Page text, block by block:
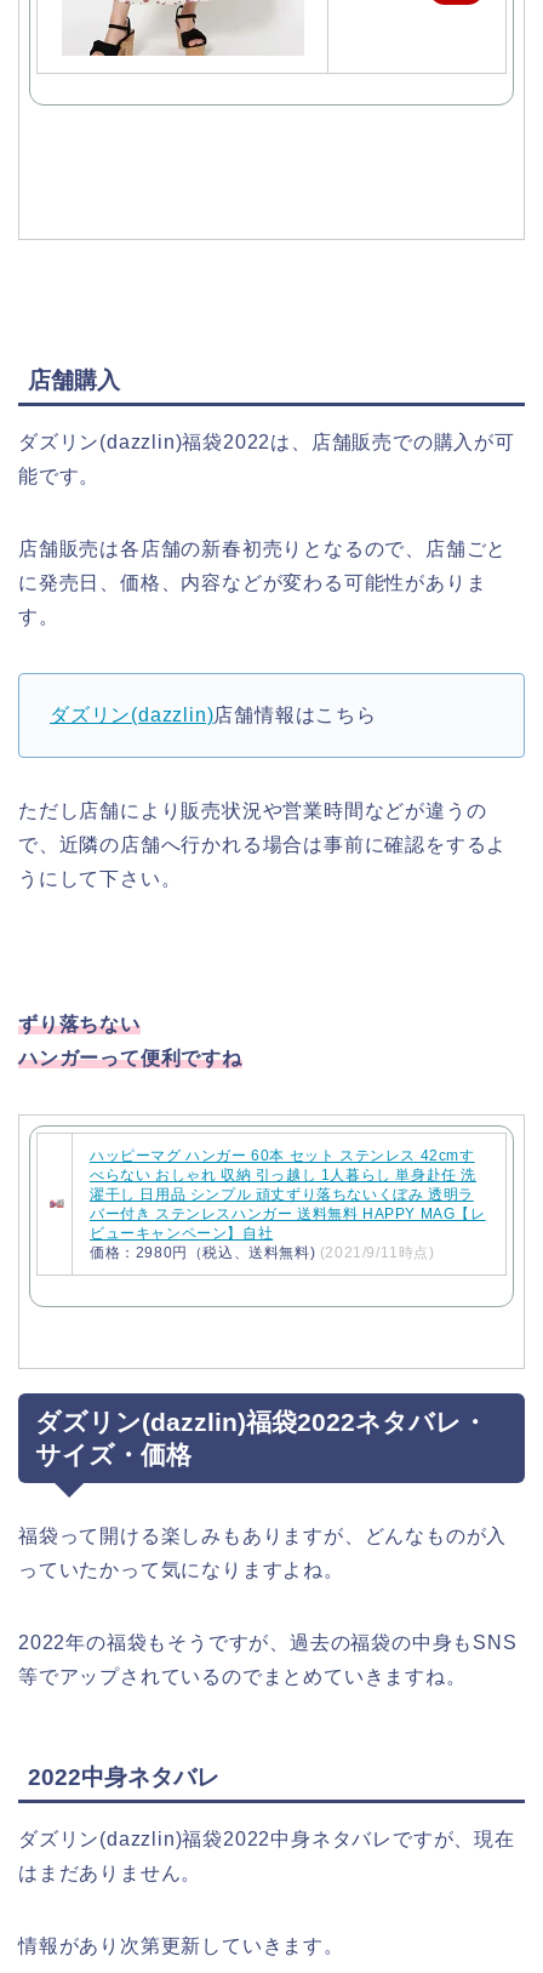
店舗購入
ダズリン(dazzlin)福袋2022は、店舗販売での購入が可
能です。
店舗販売は各店舗の新春初売りとなるので、店舗ごと
に発売日、価格、内容などが変わる可能性がありま
す。
ダズリン(dazzlin)店舗情報はこちら
ただし店舗により販売状況や営業時間などが違うの
で、近隣の店舗へ行かれる場合は事前に確認をするよ
うにして下さい。
ずり落ちない
ハンガーって便利ですね
ハッピーマグ ハンガー 60本 セット ステンレス 42cmす
べらない おしゃれ 収納 引っ越し 1人暮らし 単身赴任 洗
濯干し 日用品 シンプル 頑丈ずり落ちないくぼみ 透明ラ
バー付き ステンレスハンガー 送料無料 HAPPY MAG【レ
ビューキャンペーン】自社
価格：2980円（税込、送料無料) (2021/9/11時点)
ダズリン(dazzlin)福袋2022ネタバレ・
サイズ・価格
福袋って開ける楽しみもありますが、どんなものが入
っていたかって気になりますよね。
2022年の福袋もそうですが、過去の福袋の中身もSNS
等でアップされているのでまとめていきますね。
2022中身ネタバレ
ダズリン(dazzlin)福袋2022中身ネタバレですが、現在
はまだありません。
情報があり次第更新していきます。